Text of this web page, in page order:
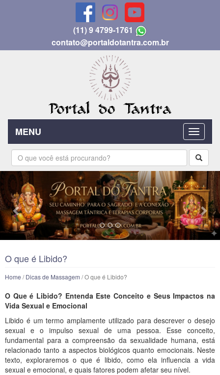
(11) 9 4799-1761
contato@portaldotantra.com.br
MENU
Previous
O que é Libido?
Home /Dicas de Massagem / O que é Libido?
O Que é Libido? Entenda Este Conceito e Seus Impactos na
Vida Sexual e Emocional
Libido é um termo amplamente utilizado para descrever o desejo
sexual e o impulso sexual de uma pessoa. Esse conceito,
fundamental para a compreensão da sexualidade humana, está
relacionado tanto a aspectos biológicos quanto emocionais. Neste
texto, exploraremos o que é libido, como ela influencia a vida
sexual e emocional, e quais fatores podem afetar seu nível.